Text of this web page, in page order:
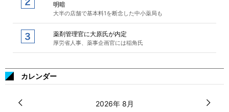
明暗
大半の店舗で基本料1を断念した中小薬局も
薬剤管理官に大原氏が内定
厚労省人事、薬事企画官には稲角氏
カレンダー
2026年 8月